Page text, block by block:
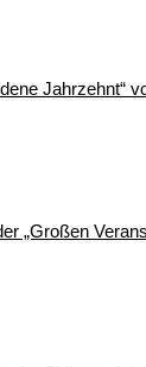
Jahrzehnt“
„Großen